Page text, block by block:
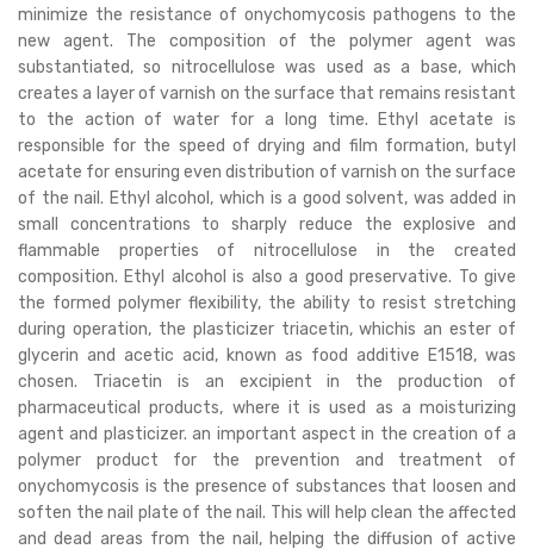
minimize the resistance of onychomycosis pathogens to the
new agent. The composition of the polymer agent was
substantiated, so nitrocellulose was used as a base, which
creates a layer of varnish on the surface that remains resistant
to the action of water for a long time. Ethyl acetate is
responsible for the speed of drying and film formation, butyl
acetate for ensuring even distribution of varnish on the surface
of the nail. Ethyl alcohol, which is a good solvent, was added in
small concentrations to sharply reduce the explosive and
flammable properties of nitrocellulose in the created
composition. Ethyl alcohol is also a good preservative. To give
the formed polymer flexibility, the ability to resist stretching
during operation, the plasticizer triacetin, whichis an ester of
glycerin and acetic acid, known as food additive E1518, was
chosen. Triacetin is an excipient in the production of
pharmaceutical products, where it is used as a moisturizing
agent and plasticizer. an important aspect in the creation of a
polymer product for the prevention and treatment of
onychomycosis is the presence of substances that loosen and
soften the nail plate of the nail. This will help clean the affected
and dead areas from the nail, helping the diffusion of active